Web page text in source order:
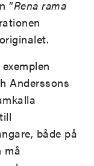
”Rena rama
Anderssons
både på
må